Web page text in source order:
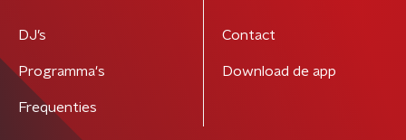
DJ’s
Programma's
Frequenties
Contact
Download de app